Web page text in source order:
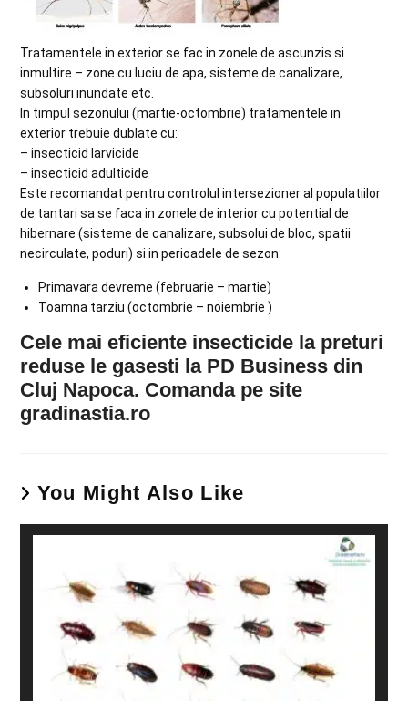
Tratamentele in exterior se fac in zonele de ascunzis si
inmultire – zone cu luciu de apa, sisteme de canalizare,
subsoluri inundate etc.
In timpul sezonului (martie-octombrie) tratamentele in
exterior trebuie dublate cu:
– insecticid larvicide
– insecticid adulticide
Este recomandat pentru controlul intersezioner al populatiilor
de tantari sa se faca in zonele de interior cu potential de
hibernare (sisteme de canalizare, subsolui de bloc, spatii
necirculate, poduri) si in perioadele de sezon:
Primavara devreme (februarie – martie)
Toamna tarziu (octombrie – noiembrie )
Cele mai eficiente insecticide la preturi
reduse le gasesti la PD Business din
Cluj Napoca. Comanda pe site
gradinastia.ro
You Might Also Like